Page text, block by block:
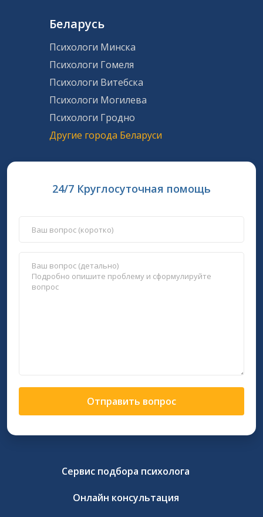
Беларусь
Психологи Минска
Психологи Гомеля
Психологи Витебска
Психологи Могилева
Психологи Гродно
Другие города Беларуси
24/7 Круглосуточная помощь
Отправить вопрос
Сервис подбора психолога
Онлайн консультация